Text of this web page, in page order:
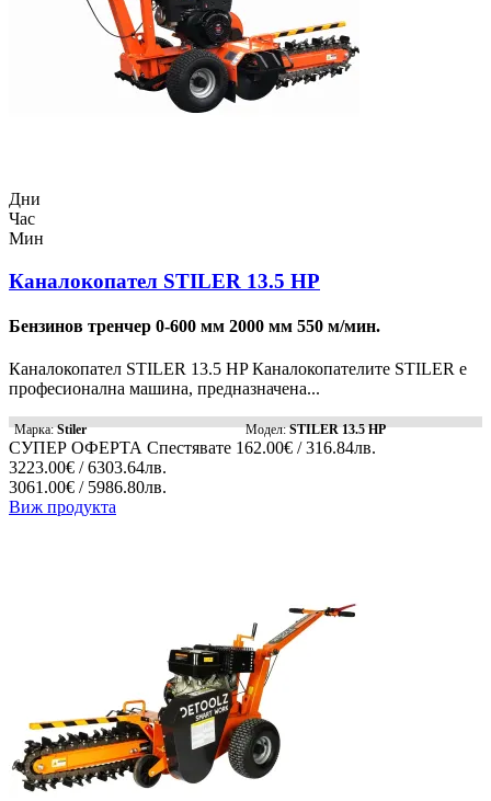
Дни
Час
Мин
Каналокопател STILER 13.5 HP
Бензинов тренчер 0-600 мм 2000 мм 550 м/мин.
Каналокопател STILER 13.5 HP Каналокопателите STILER е
професионална машина, предназначена...
Марка:Stiler Модел:STILER 13.5 HP
СУПЕР ОФЕРТА Спестявате 162.00€ / 316.84лв.
3223.00€ / 6303.64лв.
3061.00€ / 5986.80лв.
Виж продукта